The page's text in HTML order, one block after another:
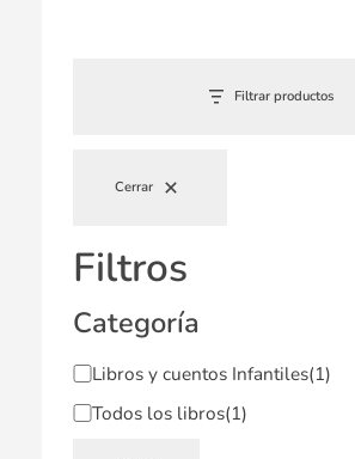
Filtrar productos
Cerrar
Filtros
Categoría
Libros y cuentos Infantiles(1)
Todos los libros(1)